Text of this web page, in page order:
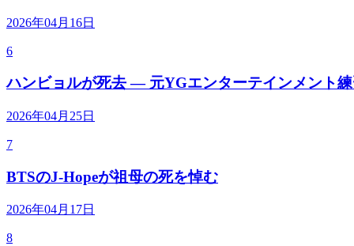
2026年04月16日
6
ハンビョルが死去 — 元YGエンターテインメント
2026年04月25日
7
BTSのJ-Hopeが祖母の死を悼む
2026年04月17日
8